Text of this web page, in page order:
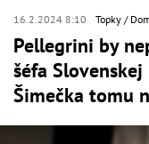
16.2.2024 8:10 Topky
Pellegrini by
šéfa
Šimečka tomu